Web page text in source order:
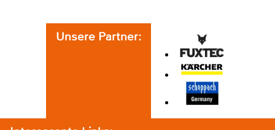
Unsere Partner: